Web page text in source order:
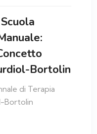
Bortolin
di Terapia
Bortolin